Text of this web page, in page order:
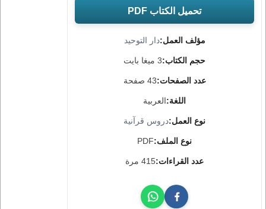
مؤلف العمل:دار التوحيد
حجم الكتاب:3 ميغا بايت
عدد الصفحات:43 صفحة
اللغة:العربية
نوع العمل:دروس قرآنية
نوع الملف:PDF
عدد القراءات:415 مرة
تحميل الكتاب PDF